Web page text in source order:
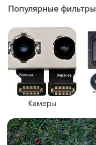
Популярные фильтры
Камеры